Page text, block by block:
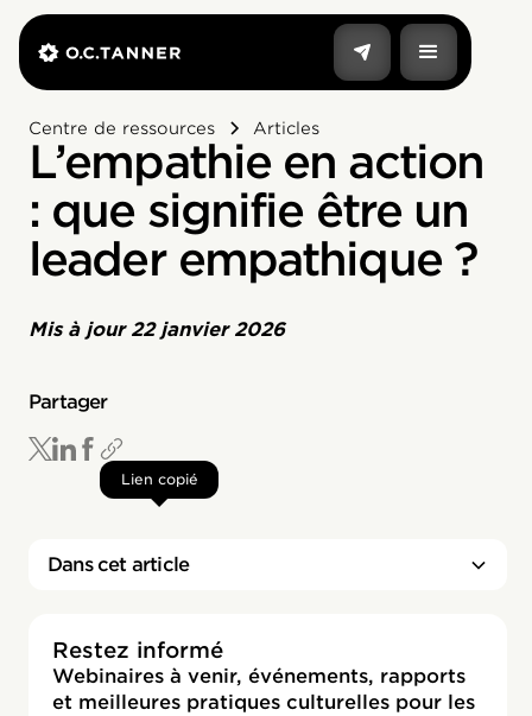
Centre de ressources Articles
L’empathie en action
: que signifie être un
leader empathique ?
Mis à jour 22 janvier 2026
Partager
Lien copié
Dans cet article
Restez informé
Webinaires à venir, événements, rapports
et meilleures pratiques culturelles pour les